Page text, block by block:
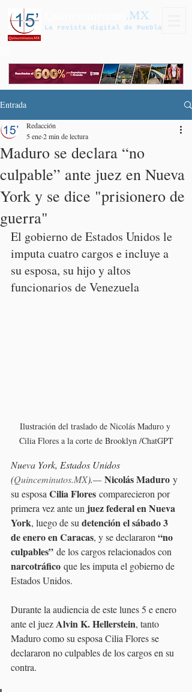
.MX
La revista digital de Puebla
Entrada
Maduro se declara “no
culpable” ante juez en Nueva
York y se dice "prisionero de
guerra"
Redacción
5 ene2 min de lectura
El gobierno de Estados Unidos le
imputa cuatro cargos e incluye a
su esposa, su hijo y altos
funcionarios de Venezuela
Ilustración del traslado de Nicolás Maduro y
Cilia Flores a la corte de Brooklyn /ChatGPT
Nueva York, Estados Unidos
(Quinceminutos.MX).— Nicolás Maduro y
su esposa Cilia Flores comparecieron por
primera vez ante un juez federal en Nueva
York, luego de su detención el sábado 3
de enero en Caracas, y se declararon “no
culpables” de los cargos relacionados con
narcotráfico que les imputa el gobierno de
Estados Unidos.
Durante la audiencia de este lunes 5 e enero
ante el juez Alvin K. Hellerstein, tanto
Maduro como su esposa Cilia Flores se
declararon no culpables de los cargos en su
contra.